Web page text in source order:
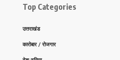
Top Categories
उत्तराखंड
कारोबार / रोजगार